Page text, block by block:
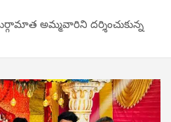
అమ్మవారిని దర్శించుకున్న